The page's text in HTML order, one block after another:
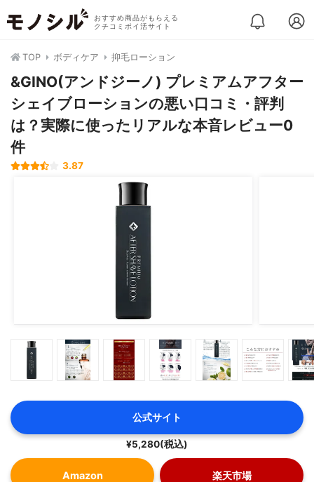
おすすめ商品がもらえる
クチコミポイ活サイト
TOP ボディケア 抑毛ローション
&GINO(アンドジーノ) プレミアムアフター
シェイブローションの悪い口コミ・評判
は？実際に使ったリアルな本音レビュー0
件
3.87
公式サイト
¥5,280(税込)
Amazon 楽天市場